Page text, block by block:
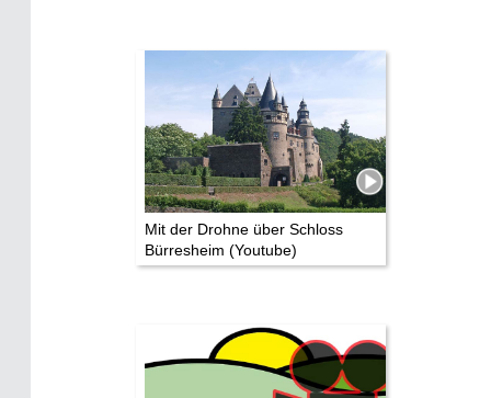
Mit der Drohne über Schloss
Bürresheim (Youtube)